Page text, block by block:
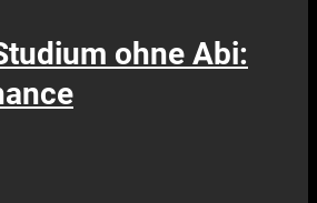
ohne Abi: